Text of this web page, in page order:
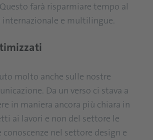
farà risparmiare tempo al
e multilingue.
molto anche sulle nostre
Da un verso ci stava a
in maniera ancora più chiara in
ai lavori e non del settore le
nel settore design e